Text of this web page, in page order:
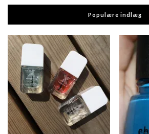
Populære indlæg